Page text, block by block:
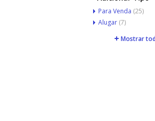
Para Venda (25)
Alugar (7)
Mostrar